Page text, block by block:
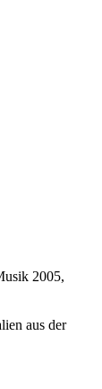
2005,
aus der